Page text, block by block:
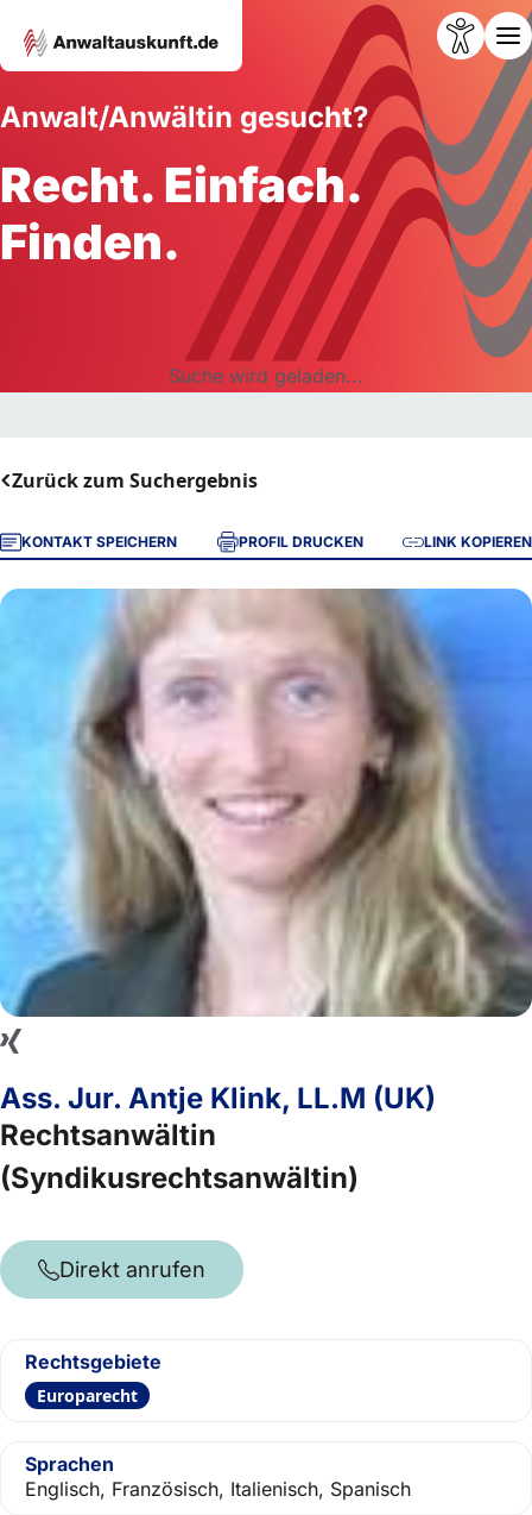
Anwalt/Anwältin gesucht?
Recht. Einfach.
Finden.
Suche wird geladen...
Zurück zum Suchergebnis
KONTAKT SPEICHERN PROFIL DRUCKEN LINK KOPIEREN
Ass. Jur. Antje Klink, LL.M (UK)
Rechtsanwältin
(Syndikusrechtsanwältin)
Direkt anrufen
Rechtsgebiete
Europarecht
Sprachen
Englisch, Französisch, Italienisch, Spanisch